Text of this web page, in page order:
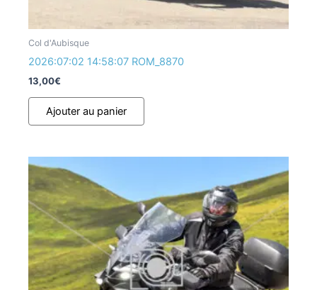
Col d'Aubisque
2026:07:02 14:58:07 ROM_8870
13,00€
Ajouter au panier